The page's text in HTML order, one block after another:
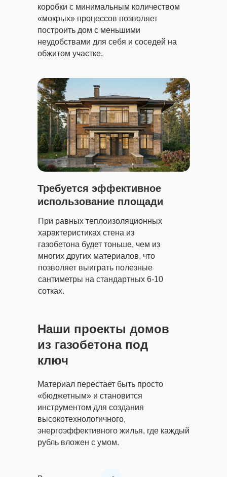
При равных теплоизоляционных
характеристиках стена из
газобетона будет тоньше, чем из
многих других материалов, что
позволяет выиграть полезные
сантиметры на стандартных 6-10
сотках.
Требуется эффективное
использование площади
коробки с минимальным количеством
«мокрых» процессов позволяет
построить дом с меньшими
неудобствами для себя и соседей на
обжитом участке.
Наши проекты домов
из газобетона под
ключ
Материал перестает быть просто
«бюджетным» и становится
инструментом для создания
высокотехнологичного,
энергоэффективного жилья, где каждый
рубль вложен с умом.